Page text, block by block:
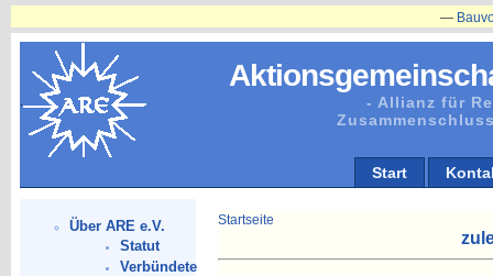
- Allianz für
Start
Über ARE e.V.
Statut
Verbündete
Startseite